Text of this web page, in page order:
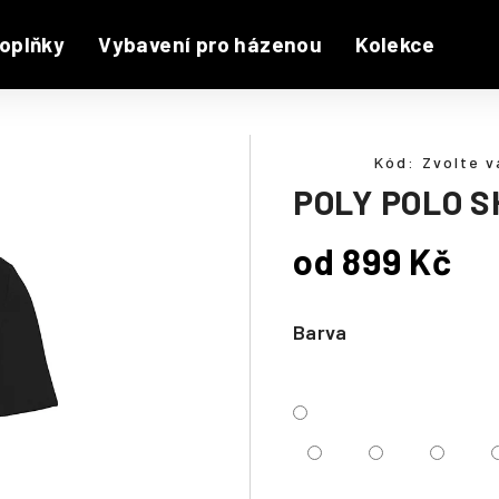
Vybavení pro házenou Kolekce
POLY POLO
Barva
Kód: Zvolte
od 899 Kč